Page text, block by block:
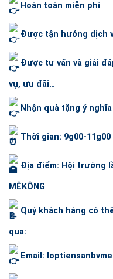
Hoàn toàn miễn phí
Được tận hưởng dịch
Được tư vấn và giải
vụ, ưu đãi…
Nhận quà tặng ý
Thời gian: 9g00-
Địa điểm: Hội trường
MÊKÔNG
Quý khách hàng có
qua:
Email: